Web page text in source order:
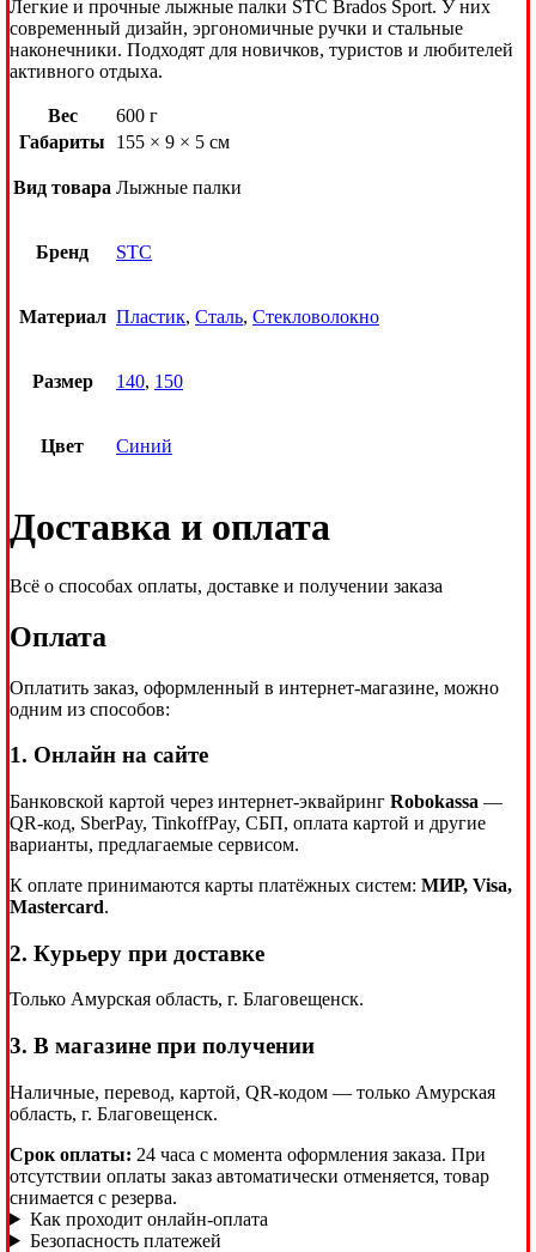
Легкие и прочные лыжные палки STC Brados Sport. У них
современный дизайн, эргономичные ручки и стальные
наконечники. Подходят для новичков, туристов и любителей
активного отдыха.
Вес
600 г
Габариты
155 × 9 × 5 см
Вид товара Лыжные палки
Бренд STC
Материал Пластик, Сталь, Стекловолокно
Размер 140, 150
Цвет Синий
Доставка и оплата
Всё о способах оплаты, доставке и получении заказа
Оплата
Оплатить заказ, оформленный в интернет-магазине, можно
одним из способов:
1. Онлайн на сайте
Банковской картой через интернет-эквайринг Robokassa —
QR-код, SberPay, TinkoffPay, СБП, оплата картой и другие
варианты, предлагаемые сервисом.
К оплате принимаются карты платёжных систем: МИР, Visa,
Mastercard.
2. Курьеру при доставке
Только Амурская область, г. Благовещенск.
3. В магазине при получении
Наличные, перевод, картой, QR-кодом — только Амурская
область, г. Благовещенск.
Срок оплаты: 24 часа с момента оформления заказа. При
отсутствии оплаты заказ автоматически отменяется, товар
снимается с резерва.
Как проходит онлайн-оплата
Безопасность платежей